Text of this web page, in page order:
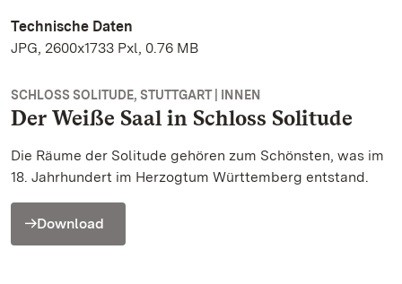
Technische Daten
JPG, 2600x1733 Pxl, 0.76 MB
SCHLOSS SOLITUDE, STUTTGART | INNEN
Der Weiße Saal in Schloss Solitude
Die Räume der Solitude gehören zum Schönsten, was im
18. Jahrhundert im Herzogtum Württemberg entstand.
Download